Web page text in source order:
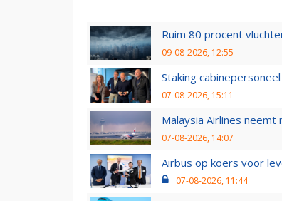
Ruim 80 procent
09-08-2026, 12:55
Staking
07-08-2026, 15:11
Malaysia Airlines
07-08-2026, 14:07
Airbus op koers voor
07-08-2026, 11:44